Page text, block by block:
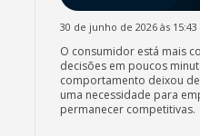
30 de junho de 2026 às 15:43
O consumidor está mais
decisões em poucos
comportamento deixou
uma necessidade para
permanecer competitivas.